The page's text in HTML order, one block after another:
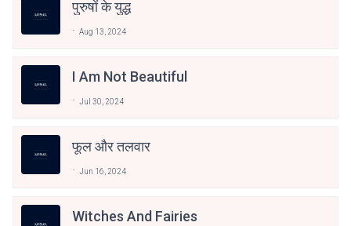
पुरुषों के युद्ध
Aug 13, 2024
I Am Not Beautiful
Jul 30, 2024
फूल और तलवार
Jun 16, 2024
Witches And Fairies